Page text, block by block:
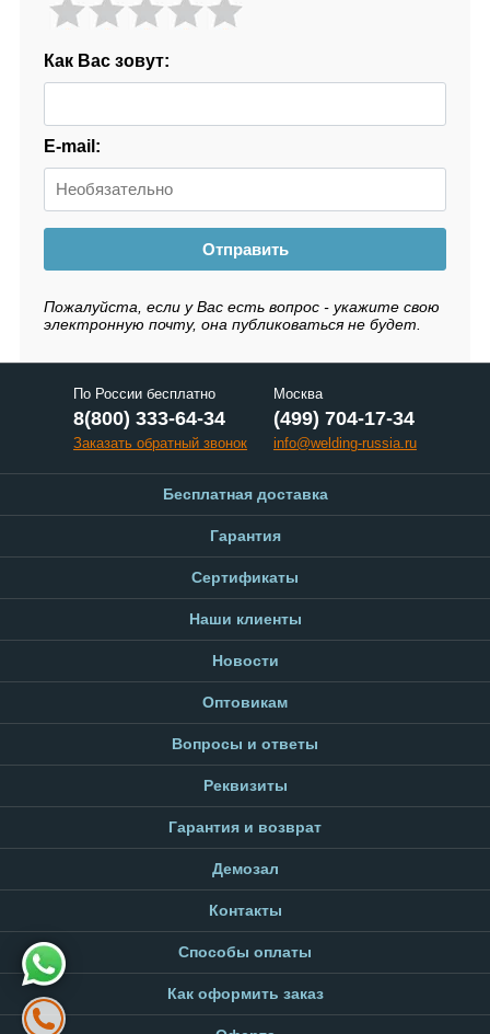
Как Вас зовут:
E-mail:
Отправить
Пожалуйста, если у Вас есть вопрос - укажите свою
электронную почту, она публиковаться не будет.
По России бесплатно
8(800) 333-64-34
Заказать обратный звонок
Москва
(499) 704-17-34
info@welding-russia.ru
Бесплатная доставка
Гарантия
Сертификаты
Наши клиенты
Новости
Оптовикам
Вопросы и ответы
Реквизиты
Гарантия и возврат
Демозал
Контакты
Способы оплаты
Как оформить заказ